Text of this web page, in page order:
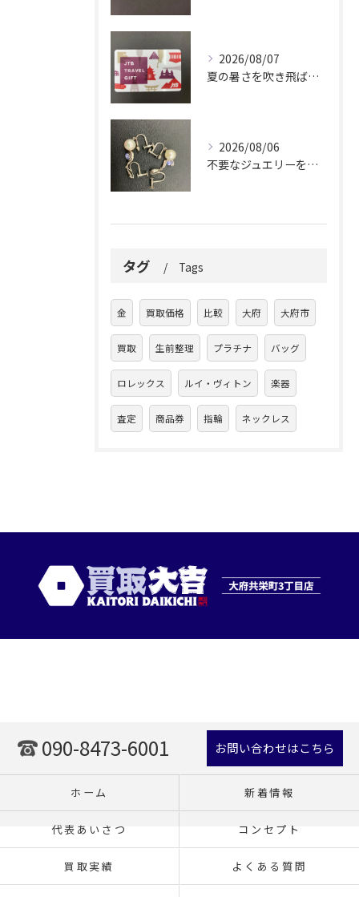
2026/08/07
夏の暑さを吹き飛ばしに来てください。
2026/08/06
不要なジュエリーを眠らせていませんか？
タグ Tags
金 買取価格 比較 大府 大府市
買取 生前整理 プラチナ バッグ
ロレックス ルイ・ヴィトン 楽器
査定 商品券 指輪 ネックレス
090-8473-6001 お問い合わせはこちら
ホーム 新着情報
代表あいさつ コンセプト
買取実績 よくある質問